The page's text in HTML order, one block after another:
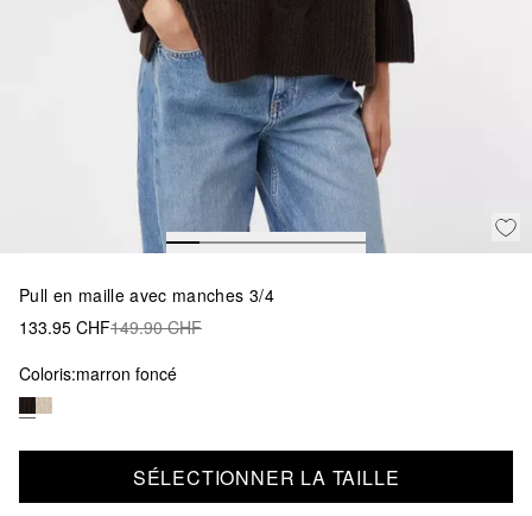
Pull en maille avec manches 3/4
133.95 CHF149.90 CHF
Coloris:marron foncé
SÉLECTIONNER LA TAILLE